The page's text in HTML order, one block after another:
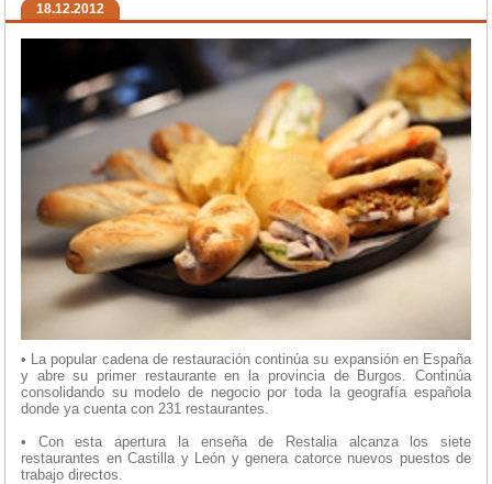
18.12.2012
• La popular cadena de restauración continúa su expansión en España
y abre su primer restaurante en la provincia de Burgos. Continúa
consolidando su modelo de negocio por toda la geografía española
donde ya cuenta con 231 restaurantes.
• Con esta apertura la enseña de Restalia alcanza los siete
restaurantes en Castilla y León y genera catorce nuevos puestos de
trabajo directos.